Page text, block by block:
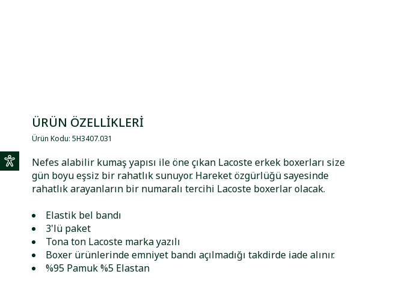
ÜRÜN ÖZELLİKLERİ
Ürün Kodu:5H3407.031
Nefes alabilir kumaş yapısı ile öne çıkan Lacoste erkek boxerları size
gün boyu eşsiz bir rahatlık sunuyor. Hareket özgürlüğü sayesinde
rahatlık arayanların bir numaralı tercihi Lacoste boxerlar olacak.
Elastik bel bandı
3'lü paket
Tona ton Lacoste marka yazılı
Boxer ürünlerinde emniyet bandı açılmadığı takdirde iade alınır.
%95 Pamuk %5 Elastan